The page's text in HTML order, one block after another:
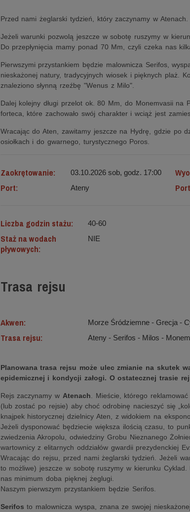
Przed nami żeglarski tydzień, który zaczynamy w Atenach.
Jeżeli warunki pozwolą jeszcze w sobotę ruszymy w
Do przepłynięcia mamy ponad 70 Mm, czyli czeka nas
Pierwszymi przystankiem będzie malownicza Serifos,
nieskażonej natury, tradycyjnych wiosek i pięknych plaż.
znaleziono słynną rzeźbę "Wenus z Milo".
Dalej kolejny długi przelot ok. 80 Mm, do Monemvasii na
forteca, które zachowało swój charakter i wciąż jest
Wracając do Aten, zawitamy jeszcze na Hydrę, gdzie po
osiołkach i do gwarnego, turystycznego Poros.
Zaokrętowanie: 03.10.2026 sob, godz. 17:00
Port: Ateny
Liczba godzin stażu: 40-60
Staż na wodach
pływowych:
NIE
Trasa rejsu
Akwen: Morze Śródziemne ‐ Grecja -
Trasa rejsu: Ateny - Serifos - Milos -
Planowana trasa rejsu może ulec zmianie na skutek
epidemicznej i kondycji załogi. O ostatecznej trasie
Rejs zaczynamy w Atenach . Mieście, którego
(lub zostać po rejsie) aby choć odrobinę nacieszyć się
knajpek historycznej dzielnicy Aten, z widokiem na
Jeżeli dysponować będziecie większa ilością czasu, to
zwiedzenia Akropolu, odwiedziny Grobu Nieznanego
wartownicy z elitarnych oddziałów gwardii prezydenckiej
Wracając do rejsu, przed nami żeglarski tydzień. Jeżeli
to możliwe) jeszcze w sobotę ruszymy w kierunku
nas minimum doba pięknej żeglugi.
Naszym pierwszym przystankiem będzie Serifos.
Serifos to malownicza wyspa, znana ze swojej